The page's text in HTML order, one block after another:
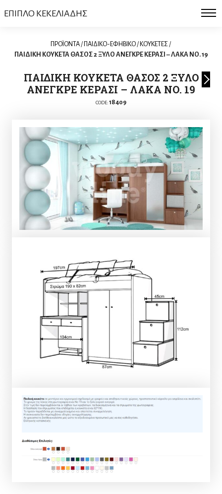
ΕΠΙΠΛΟ ΚΕΚΕΛΙΑΔΗΣ
ΠΡΟΪΟΝΤΑ/ ΠΑΙΔΙΚΟ-ΕΦΗΒΙΚΟ/ KΟΥΚΕΤΕΣ/
ΠΑΙΔΙΚΗ ΚΟΥΚΕΤΑ ΘΑΣΟΣ 2 ΞΥΛΟ ΑΝΕΓΚΡΕ ΚΕΡΑΣΙ – ΛΑΚΑ ΝΟ. 19
ΠΑΙΔΙΚΗ ΚΟΥΚΕΤΑ ΘΑΣΟΣ 2 ΞΥΛΟ
ΑΝΕΓΚΡΕ ΚΕΡΑΣΙ – ΛΑΚΑ ΝΟ. 19
CODE:18409